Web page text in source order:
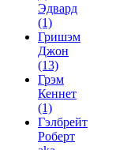
Эдвард
(1)
Гришэм
Джон
(13)
Грэм
Кеннет
(1)
Гэлбрейт
Роберт